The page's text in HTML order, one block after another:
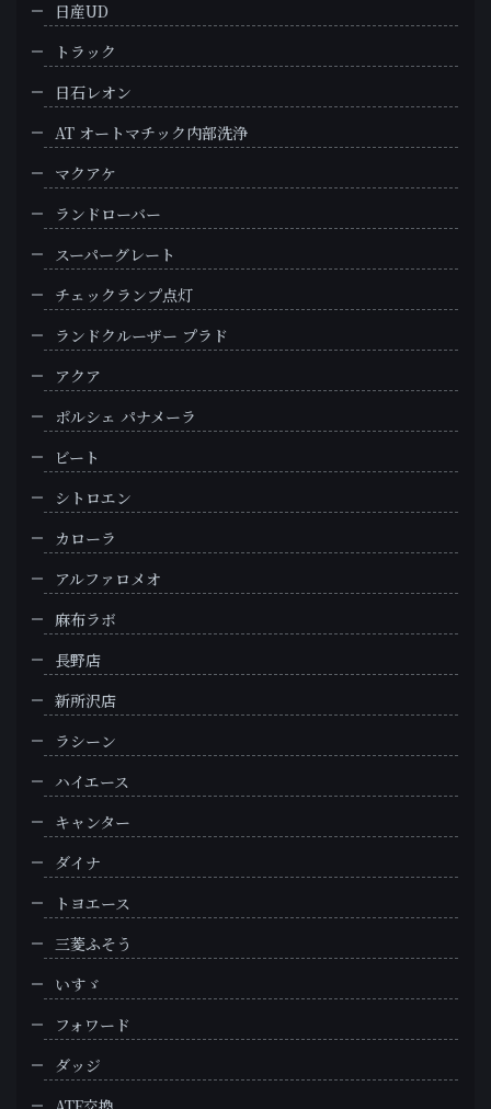
日産UD
トラック
日石レオン
AT オートマチック内部洗浄
マクアケ
ランドローバー
スーパーグレート
チェックランプ点灯
ランドクルーザー プラド
アクア
ポルシェ パナメーラ
ビート
シトロエン
カローラ
アルファロメオ
麻布ラボ
長野店
新所沢店
ラシーン
ハイエース
キャンター
ダイナ
トヨエース
三菱ふそう
いすゞ
フォワード
ダッジ